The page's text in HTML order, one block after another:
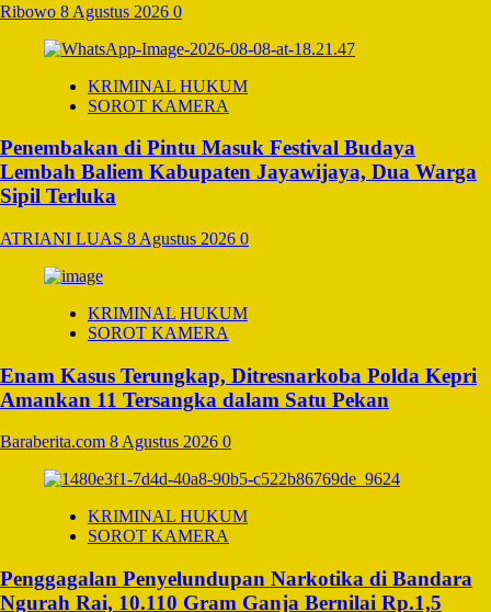
Ribowo 8 Agustus 2026 0
KRIMINAL HUKUM
SOROT KAMERA
Penembakan di Pintu Masuk Festival Budaya
Lembah Baliem Kabupaten Jayawijaya, Dua Warga
Sipil Terluka
ATRIANI LUAS 8 Agustus 2026 0
KRIMINAL HUKUM
SOROT KAMERA
Enam Kasus Terungkap, Ditresnarkoba Polda Kepri
Amankan 11 Tersangka dalam Satu Pekan
Baraberita.com 8 Agustus 2026 0
KRIMINAL HUKUM
SOROT KAMERA
Penggagalan Penyelundupan Narkotika di Bandara
Ngurah Rai, 10.110 Gram Ganja Bernilai Rp.1,5